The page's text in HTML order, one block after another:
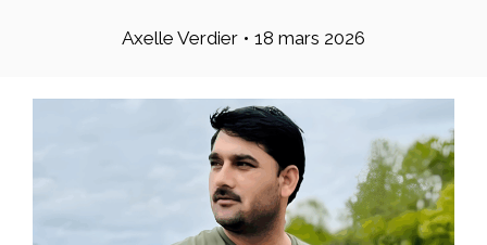
Axelle Verdier • 18 mars 2026